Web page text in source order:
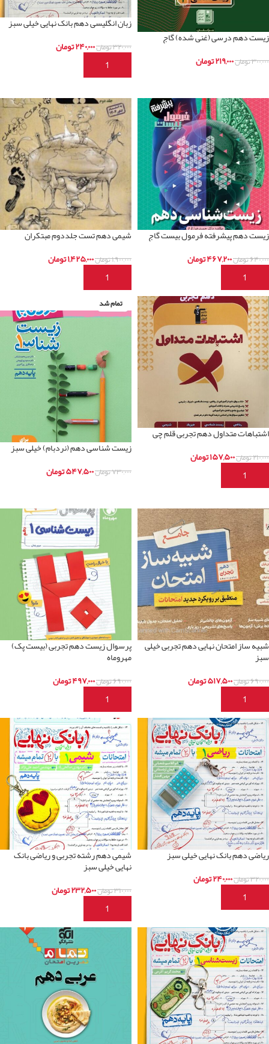
زیست دهم درسی (غنی شده) گاج
۳۰۰,۰۰۰تومان۲۱۹,۰۰۰تومان
زبان انگلیسی دهم بانک نهایی خیلی سبز
۳۲۰,۰۰۰تومان۲۴۰,۰۰۰تومان
افزودن به سبد خرید
زیست دهم پیشرفته فرمول بیست گاج
۶۴۰,۰۰۰تومان۴۶۷,۲۰۰تومان
افزودن به سبد خرید
شیمی دهم تست جلددوم مبتکران
۱,۹۰۰,۰۰۰تومان۱,۴۲۵,۰۰۰تومان
افزودن به سبد خرید
اشتباهات متداول دهم تجربی قلم چی
۲۱۰,۰۰۰تومان۱۵۷,۵۰۰تومان
افزودن به سبد خرید
تمام شد
زیست شناسی دهم (نردبام) خیلی سبز
۷۳۰,۰۰۰تومان۵۴۷,۵۰۰تومان
شبیه ساز امتحان نهایی دهم تجربی خیلی
سبز
۶۹۰,۰۰۰تومان۵۱۷,۵۰۰تومان
افزودن به سبد خرید
پرسوال زیست دهم تجربی (بیست پک)
مهروماه
۶۹۰,۰۰۰تومان۴۹۷,۰۰۰تومان
افزودن به سبد خرید
ریاضی دهم بانک نهایی خیلی سبز
۳۲۰,۰۰۰تومان۲۴۰,۰۰۰تومان
افزودن به سبد خرید
شیمی دهم رشته تجربی و ریاضی بانک
نهایی خیلی سبز
۳۱۰,۰۰۰تومان۲۳۲,۵۰۰تومان
افزودن به سبد خرید